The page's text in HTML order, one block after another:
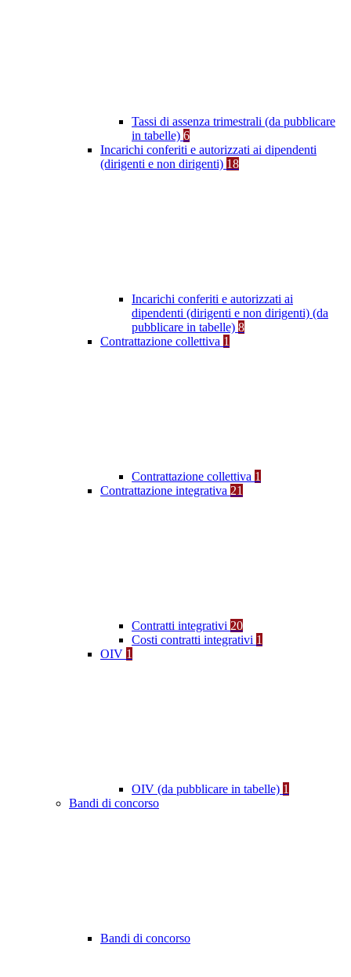
Tassi di assenza trimestrali (da pubblicare
in tabelle) 6
Incarichi conferiti e autorizzati ai dipendenti
(dirigenti e non dirigenti) 18
Incarichi conferiti e autorizzati ai
dipendenti (dirigenti e non dirigenti) (da
pubblicare in tabelle) 8
Contrattazione collettiva 1
Contrattazione collettiva 1
Contrattazione integrativa 21
Contratti integrativi 20
Costi contratti integrativi 1
OIV 1
OIV (da pubblicare in tabelle) 1
Bandi di concorso
Bandi di concorso